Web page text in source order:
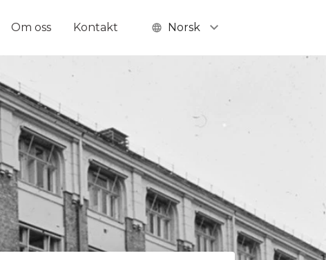
Om oss Kontakt Norsk